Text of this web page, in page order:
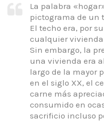
La palabra
pictograma de un
El techo era, por
cualquier vivienda
Sin embargo, la
una vivienda era
largo de la mayor
en el siglo XX, el
carne más
consumido en
sacrificio incluso